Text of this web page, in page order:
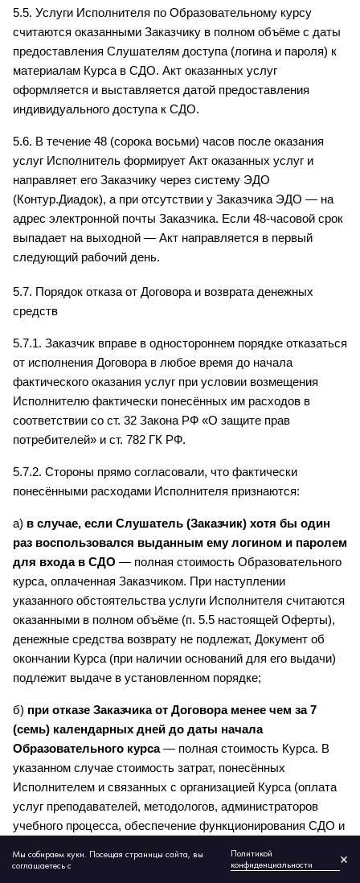
5.5. Услуги Исполнителя по Образовательному курсу
считаются оказанными Заказчику в полном объёме с даты
предоставления Слушателям доступа (логина и пароля) к
материалам Курса в СДО. Акт оказанных услуг
оформляется и выставляется датой предоставления
индивидуального доступа к СДО.
5.6. В течение 48 (сорока восьми) часов после оказания
услуг Исполнитель формирует Акт оказанных услуг и
направляет его Заказчику через систему ЭДО
(Контур.Диадок), а при отсутствии у Заказчика ЭДО — на
адрес электронной почты Заказчика. Если 48-часовой срок
выпадает на выходной — Акт направляется в первый
следующий рабочий день.
5.7. Порядок отказа от Договора и возврата денежных
средств
5.7.1. Заказчик вправе в одностороннем порядке отказаться
от исполнения Договора в любое время до начала
фактического оказания услуг при условии возмещения
Исполнителю фактически понесённых им расходов в
соответствии со ст. 32 Закона РФ «О защите прав
потребителей» и ст. 782 ГК РФ.
5.7.2. Стороны прямо согласовали, что фактически
понесёнными расходами Исполнителя признаются:
а) в случае, если Слушатель (Заказчик) хотя бы один
раз воспользовался выданным ему логином и паролем
для входа в СДО — полная стоимость Образовательного
курса, оплаченная Заказчиком. При наступлении
указанного обстоятельства услуги Исполнителя считаются
оказанными в полном объёме (п. 5.5 настоящей Оферты),
денежные средства возврату не подлежат, Документ об
окончании Курса (при наличии оснований для его выдачи)
подлежит выдаче в установленном порядке;
б) при отказе Заказчика от Договора менее чем за 7
(семь) календарных дней до даты начала
Образовательного курса — полная стоимость Курса. В
указанном случае стоимость затрат, понесённых
Исполнителем и связанных с организацией Курса (оплата
услуг преподавателей, методологов, администраторов
учебного процесса, обеспечение функционирования СДО и
организации и проведению соответствующей Программы
Мы собираем куки. Посещая страницы сайта, вы
соглашаетесь с
Политикой
конфиденциальности
×